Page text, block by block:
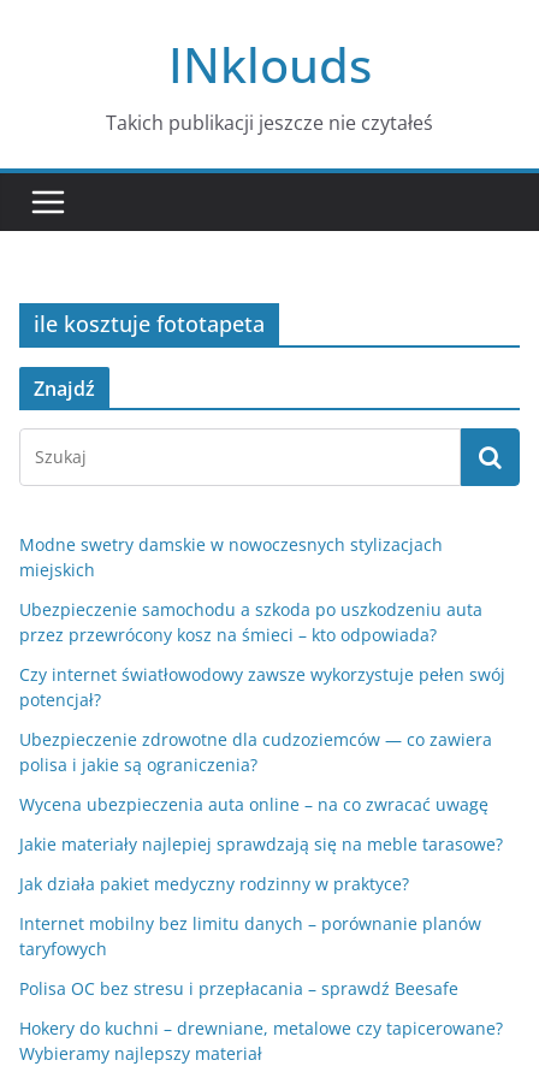
INklouds
Takich publikacji jeszcze nie czytałeś
ile kosztuje fototapeta
Znajdź
Modne swetry damskie w nowoczesnych stylizacjach
miejskich
Ubezpieczenie samochodu a szkoda po uszkodzeniu auta
przez przewrócony kosz na śmieci – kto odpowiada?
Czy internet światłowodowy zawsze wykorzystuje pełen swój
potencjał?
Ubezpieczenie zdrowotne dla cudzoziemców — co zawiera
polisa i jakie są ograniczenia?
Wycena ubezpieczenia auta online – na co zwracać uwagę
Jakie materiały najlepiej sprawdzają się na meble tarasowe?
Jak działa pakiet medyczny rodzinny w praktyce?
Internet mobilny bez limitu danych – porównanie planów
taryfowych
Polisa OC bez stresu i przepłacania – sprawdź Beesafe
Hokery do kuchni – drewniane, metalowe czy tapicerowane?
Wybieramy najlepszy materiał